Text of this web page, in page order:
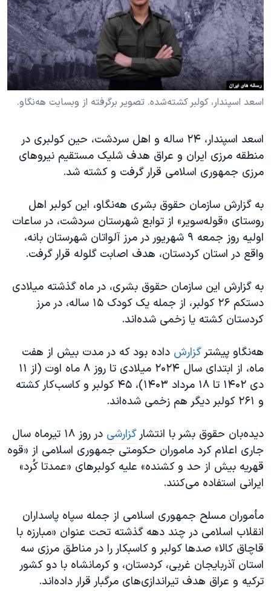
فرهنگ و زندگی
حقوق شهروندی
اقتصادی
علم و فناوری
اسرائیل در جنگ
آرشیو پخش زنده
مستندها
انتخابات ریاست جمهوری آمریکا ۲۰۲۴
حمله جمهوری اسلامی به اسرائیل
رمز مهسا
ورزش زنان در ایران
مجموعه مستندهای دادخواهی
تریبونال مردمی آبان ۹۸
چهل سال گروگان‌گیری
قانون شفافیت دارائی کادر رهبری ایران
اعتراضات مردمی آبان ۹۸
نرگس محمدی برنده جایزه نوبل صلح
همایش محافظه‌کاران آمریکا «سی‌پک»
سفر پرزیدنت ترامپ به چین
دنبال کنید
زبانهای مختلف
اسعد اسپندار، کولبر کشته‌شده. تصویر برگرفته از وبسایت هه‌نگاو.
اسعد اسپندار، ۲۴ ساله و اهل سردشت، حین کولبری در
منطقه مرزی ایران و عراق هدف شلیک مستقیم نیروهای
مرزی جمهوری اسلامی قرار گرفت و کشته شد.
به گزارش سازمان حقوق بشری هه‌نگاو، این کولبر اهل
روستای «قوله‌سویر» از توابع شهرستان سردشت، در ساعات
اولیه روز جمعه ۹ شهریور در مرز آلواتان شهرستان بانه،
واقع در استان کردستان، هدف اصابت گلوله قرار گرفت.
به گزارش این سازمان حقوق بشری، در ماه گذشته میلادی
دستکم ۲۶ کولبر، از جمله یک کودک ۱۵ ساله، در مرز
کردستان کشته یا زخمی شده‌اند.
هه‌نگاو پیشترگزارش داده بود که در مدت بیش از هفت
ماه، از ابتدای سال ۲۰۲۴ میلادی تا روز ۸ ماه اوت (از ۱۱
دی ۱۴۰۲ تا ۱۸ مرداد ۱۴۰۳)، ۴۵ کولبر و کاسب‌کار کشته
و ۲۶۱ کولبر دیگر هم زخمی شده‌اند.
دیده‌بان حقوق بشر با انتشارگزارشی
در روز ۱۸ تیرماه سال
جاری اعلام کرد ماموران حکومتی جمهوری اسلامی از «قوه
قهریه بیش از حد و کشنده» علیه کولبرهای «عمدتا کُرد»
ایرانی استفاده می‌کنند.
مأموران مسلح جمهوری اسلامی از جمله سپاه پاسداران
انقلاب اسلامی در چند دهه‌ گذشته تحت عنوان «مبارزه با
قاچاق کالا» صدها کولبر و کاسبکار را در مناطق مرزی سه
استان آذربایجان غربی، کردستان، و کرمانشاه با دو کشور
ترکیه و عراق هدف تیراندازی‌های مرگبار قرار داده‌اند.